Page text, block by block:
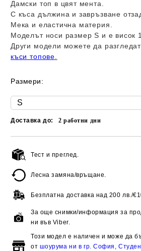
Дамски топ в цвят мента.
С къса дължина и завръзване
Мека и еластична материя.
Моделът носи размер S и е висок
Други модели можете да
къси топове
Размери:
Доставка до: 2работни дни
Тест и преглед.
Лесна замяна/връщане.
Безплатна доставка над 200 лв./
За още снимки/информация за
ни във Viber.
Този модел е наличен и може да
от шоурума ни в гр. София,